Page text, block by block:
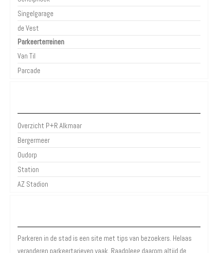
Singelgarage
de Vest
Parkeerterreinen
Van Til
Parcade
Overzicht P+R Alkmaar
Bergermeer
Oudorp
Station
AZ Stadion
Parkeren in de stad is een site met tips van bezoekers. Helaas
veranderen parkeertarieven vaak. Raadpleeg daarom altijd de